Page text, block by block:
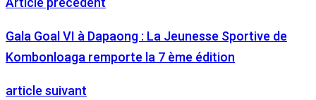
Gala Goal VI à Dapaong : La Jeunesse Sportive de
Kombonloaga remporte la 7 ème édition
article suivant